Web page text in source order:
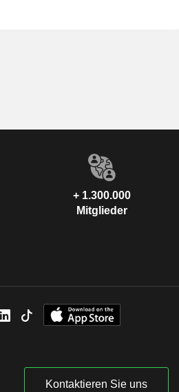
+ 1.300.000
Mitglieder
Kontaktieren Sie uns